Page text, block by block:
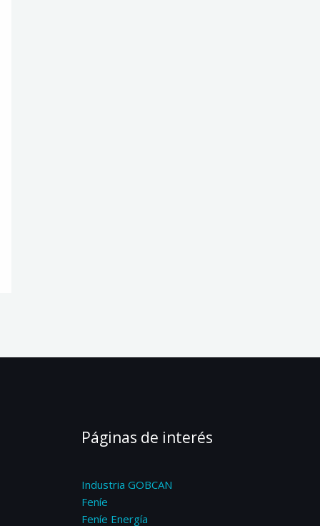
Páginas de interés
Industria GOBCAN
Feníe
Feníe Energía